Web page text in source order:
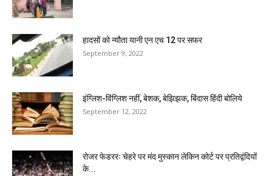
हादसों को न्यौता यानी एन एच 12 पर सफर
September 9, 2022
इंग्लिश-विंग्लिश नहीं, बेशक, बेझिझक, बिंदास हिंदी बोलिये
September 12, 2022
रोजर फेडररः चेहरे पर मंद मुस्कान लेकिन कोर्ट पर प्रतिद्वंदियों
के...